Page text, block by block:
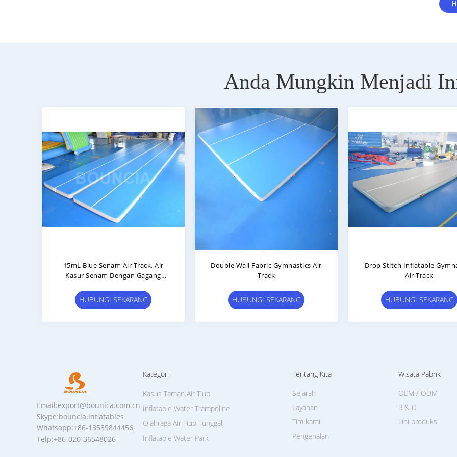
Anda Mungkin Menjadi
15mL Blue Senam Air Track, Air
Kasur Senam Dengan Gagang
HUBUNGI SEKARANG
Double Wall Fabric Gymnastics Air
Track
HUBUNGI SEKARANG
Drop Stitch Inflatable
Air Track
HUBUNGI SEKARANG
Email:export@bounica.com.cn
Skype:bouncia.inflatables
Whatsapp:+86-13539844456
Telp:+86-020-36548026
Kategori
Inflatable Water Park
Kasus Taman Air Tiup
Inflatable Water Trampoline
Olahraga Air Tiup Tunggal
Tentang Kita
Pengenalan
Sejarah
Layanan
Tim kami
Wisata Pabrik
Lini produksi
OEM / ODM
R & D